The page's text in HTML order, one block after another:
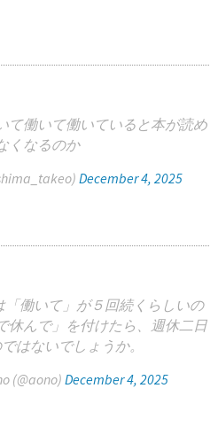
て働いて働いていると本が読め
くなるのか
December 4, 2025
「働いて」が５回続くらしいの
休んで」を付けたら、週休二日
はないでしょうか。
(@aono) December 4, 2025